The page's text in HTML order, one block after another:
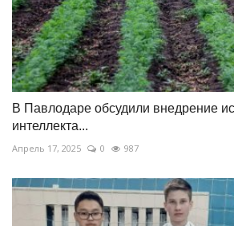
В Павлодаре обсудили внедрение
интеллекта...
Апрель 17, 2025 0 987